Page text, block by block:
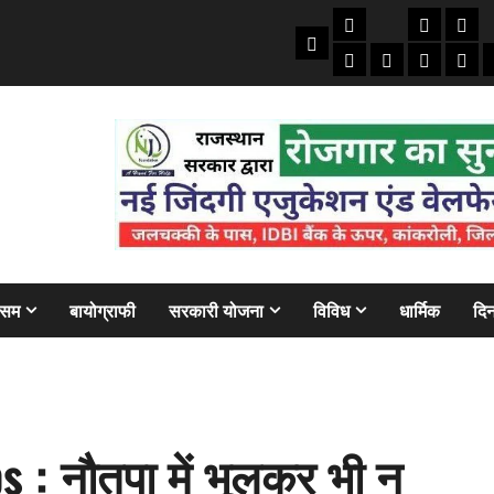
Home
तकनीकी
ऑटो
मोबाइल
क्राइम/
अजबबैंक
बायोग्राफी सरकारी योजना विविध धार्मिक
: नौतपा में भूलकर भी न